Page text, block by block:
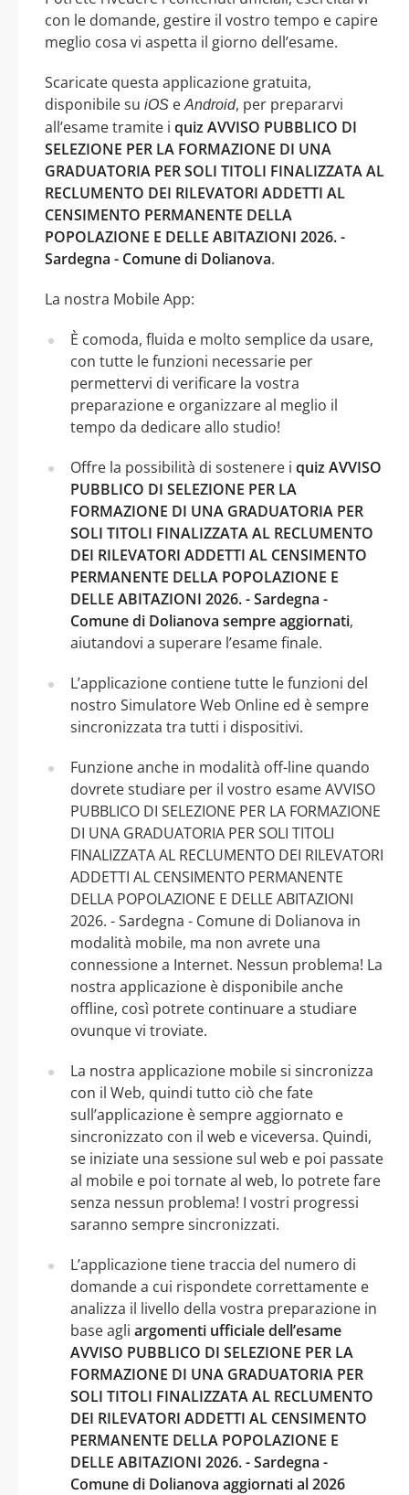
con le domande, gestire il vostro tempo e capire
meglio cosa vi aspetta il giorno dell’esame.
Scaricate questa applicazione gratuita,
disponibile su iOS eAndroid, per prepararvi
all’esame tramite i quiz AVVISO PUBBLICO DI
SELEZIONE PER LA FORMAZIONE DI UNA
GRADUATORIA PER SOLI TITOLI FINALIZZATA AL
RECLUMENTO DEI RILEVATORI ADDETTI AL
CENSIMENTO PERMANENTE DELLA
POPOLAZIONE E DELLE ABITAZIONI 2026. -
Sardegna - Comune di Dolianova.
La nostra Mobile App:
È comoda, fluida e molto semplice da usare,
con tutte le funzioni necessarie per
permettervi di verificare la vostra
preparazione e organizzare al meglio il
tempo da dedicare allo studio!
Offre la possibilità di sostenere i quiz AVVISO
PUBBLICO DI SELEZIONE PER LA
FORMAZIONE DI UNA GRADUATORIA PER
SOLI TITOLI FINALIZZATA AL RECLUMENTO
DEI RILEVATORI ADDETTI AL CENSIMENTO
PERMANENTE DELLA POPOLAZIONE E
DELLE ABITAZIONI 2026. - Sardegna -
Comune di Dolianova sempre aggiornati,
aiutandovi a superare l’esame finale.
L’applicazione contiene tutte le funzioni del
nostro Simulatore Web Online ed è sempre
sincronizzata tra tutti i dispositivi.
Funzione anche in modalità off-line quando
dovrete studiare per il vostro esame AVVISO
PUBBLICO DI SELEZIONE PER LA FORMAZIONE
DI UNA GRADUATORIA PER SOLI TITOLI
FINALIZZATA AL RECLUMENTO DEI RILEVATORI
ADDETTI AL CENSIMENTO PERMANENTE
DELLA POPOLAZIONE E DELLE ABITAZIONI
2026. - Sardegna - Comune di Dolianova in
modalità mobile, ma non avrete una
connessione a Internet. Nessun problema! La
nostra applicazione è disponibile anche
offline, così potrete continuare a studiare
ovunque vi troviate.
La nostra applicazione mobile si sincronizza
con il Web, quindi tutto ciò che fate
sull’applicazione è sempre aggiornato e
sincronizzato con il web e viceversa. Quindi,
se iniziate una sessione sul web e poi passate
al mobile e poi tornate al web, lo potrete fare
senza nessun problema! I vostri progressi
saranno sempre sincronizzati.
L’applicazione tiene traccia del numero di
domande a cui rispondete correttamente e
analizza il livello della vostra preparazione in
base agli argomenti ufficiale dell’esame
AVVISO PUBBLICO DI SELEZIONE PER LA
FORMAZIONE DI UNA GRADUATORIA PER
SOLI TITOLI FINALIZZATA AL RECLUMENTO
DEI RILEVATORI ADDETTI AL CENSIMENTO
PERMANENTE DELLA POPOLAZIONE E
DELLE ABITAZIONI 2026. - Sardegna -
Comune di Dolianova aggiornati al 2026